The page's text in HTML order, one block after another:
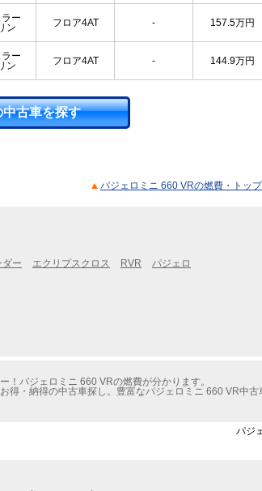
ー
ン
フロア4AT - 157.5万円
ー
ン
フロア4AT - 144.9万円
古車を探す
パジェロミニ 660 VRの燃費・トッ
ダー エクリプスクロス RVR パジェロ
！パジェロミニ 660 VRの燃費が分かります。
得・納得の中古車探し。豊富なパジェロミニ 660 VR中
パジ